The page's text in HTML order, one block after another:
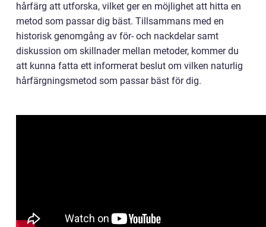
hårfärg att utforska, vilket ger en möjlighet att hitta en
metod som passar dig bäst. Tillsammans med en
historisk genomgång av för- och nackdelar samt
diskussion om skillnader mellan metoder, kommer du
att kunna fatta ett informerat beslut om vilken naturlig
hårfärgningsmetod som passar bäst för dig.